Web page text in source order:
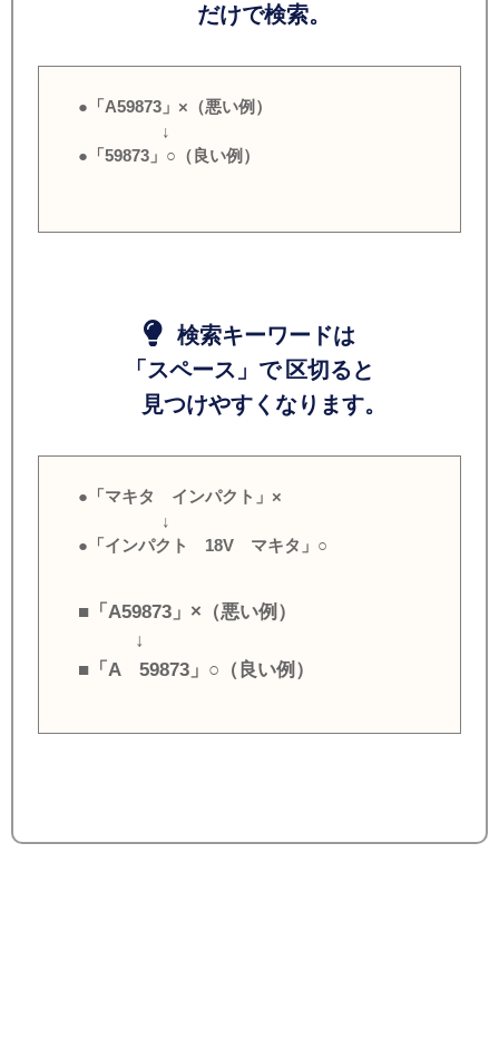
だけで検索。
●「A59873」×（悪い例）
↓
●「59873」○（良い例）
検索キーワードは
「スペース」で 区切ると
見つけやすくなります。
●「マキタ インパクト」×
↓
●「インパクト 18V マキタ」○
■「A59873」×（悪い例）
↓
■「A 59873」○（良い例）